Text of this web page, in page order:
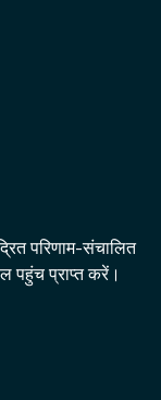
परिणाम-संचालित
पहुंच प्राप्त करें।